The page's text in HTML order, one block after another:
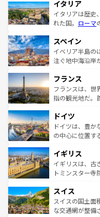
イタリア
イタリアは歴史
れた国。 ローマ
ろん、トスカー
景など、自然景
ピザやパスタな
ませてくれるイ
なお、新着のイ
しい。
スペイン
イベリア半島の
注ぐ地中海沿岸
文化が根付くこ
れる闘牛、そし
る。首都マドリ
の城塞都市、穏
せる。地方によ
フランス
フランスは、世
指の観光地だ。
で、幅広い魅力
聖堂、美しいビ
から魅了する。
いる。シャンパ
香り高いラベン
らに、パリ以外
れる地方に足を
き
を参照してほし
ドイツ
ドイツは、豊か
の中心に位置す
顔を持つこの国
ルリンの文化的
してライン川沿
は、お酒好きな人に
ドイツ情報はコ
イギリス
イギリスは、古
トミンスター寺
リアごとに異な
ティー、ビール
戦など、本場だ
スイス
スイスの国土面
な交通網が整備